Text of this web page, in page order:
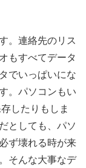
。連絡先のリス
もすべてデータ
でいっぱいにな
。パソコンもい
したりもしま
としても、パソ
ず壊れる時が来
そんな大事なデ